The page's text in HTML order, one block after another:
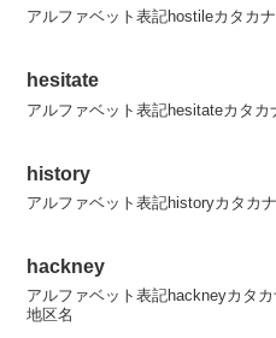
アルファベット表記hostileカタカ
hesitate
アルファベット表記hesitateカタ
history
アルファベット表記historyカタカ
hackney
アルファベット表記hackneyカタ
地区名